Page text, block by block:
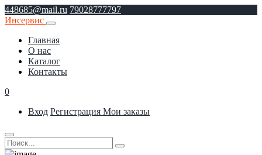
448685@mail.ru 79028777797
Инсервис
Главная
О нас
Каталог
Контакты
0
Вход Регистрация Мои заказы